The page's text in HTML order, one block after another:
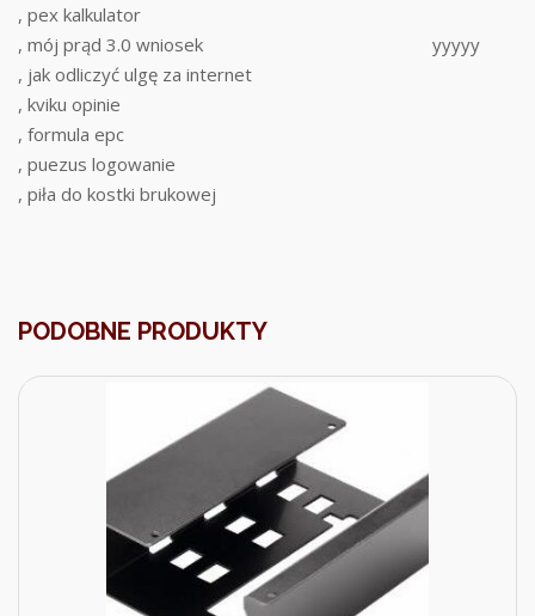
, pex kalkulator
, mój prąd 3.0 wniosek
, jak odliczyć ulgę za internet
, kviku opinie
, formula epc
, puezus logowanie
, piła do kostki brukowej
yyyyy
PODOBNE PRODUKTY